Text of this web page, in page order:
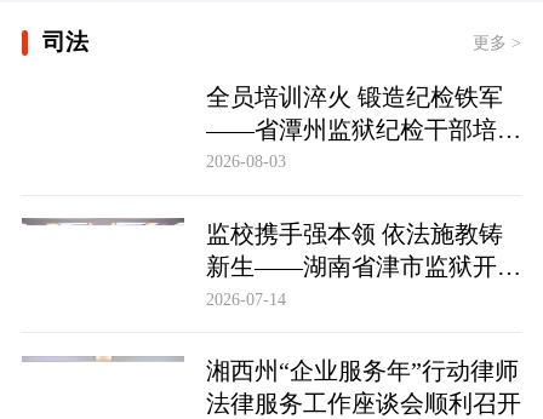
司法 更多 >
全员培训淬火 锻造纪检铁军
——省潭州监狱纪检干部培训
实现全覆盖
2026-08-03
监校携手强本领 依法施教铸
新生——湖南省津市监狱开展
基层警察教育改造专项技能培
2026-07-14
湘西州“企业服务年”行动律师
法律服务工作座谈会顺利召开